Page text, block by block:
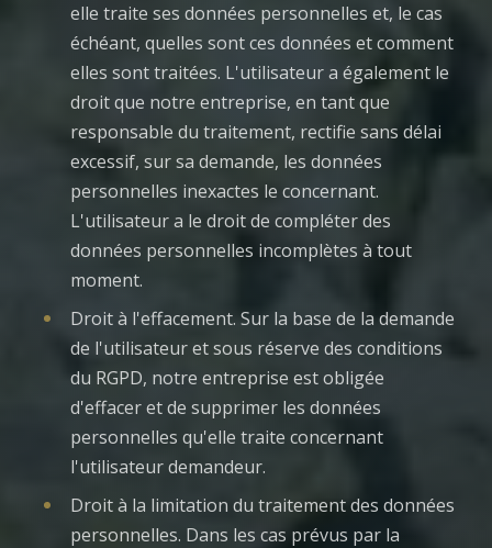
elle traite ses données personnelles et, le cas
échéant, quelles sont ces données et comment
elles sont traitées. L'utilisateur a également le
droit que notre entreprise, en tant que
responsable du traitement, rectifie sans délai
excessif, sur sa demande, les données
personnelles inexactes le concernant.
L'utilisateur a le droit de compléter des
données personnelles incomplètes à tout
moment.
Droit à l'effacement. Sur la base de la demande
de l'utilisateur et sous réserve des conditions
du RGPD, notre entreprise est obligée
d'effacer et de supprimer les données
personnelles qu'elle traite concernant
l'utilisateur demandeur.
Droit à la limitation du traitement des données
personnelles. Dans les cas prévus par la